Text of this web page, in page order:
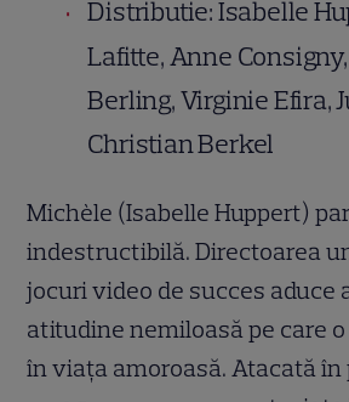
Distributie: Isabelle
Lafitte, Anne
Berling, Virginie Efira,
Christian Berkel
Michèle (Isabelle Huppert)
indestructibilă. Directoarea
jocuri video de succes aduce
atitudine nemiloasă pe care
în viaţa amoroasă. Atacată în